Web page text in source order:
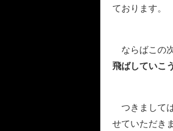
ております。
ならばこの
飛ばしていこう
つきまして
せていただき